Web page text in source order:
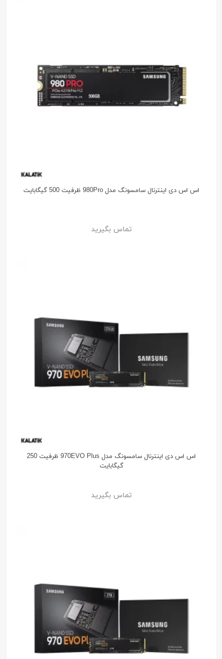
اس اس دی اینترنال سامسونگ مدل 980Pro ظرفیت 500 گیگابایت
تماس بگیرید
اس اس دی اینترنال سامسونگ مدل 970EVO Plus ظرفیت 250
گیگابایت
تماس بگیرید